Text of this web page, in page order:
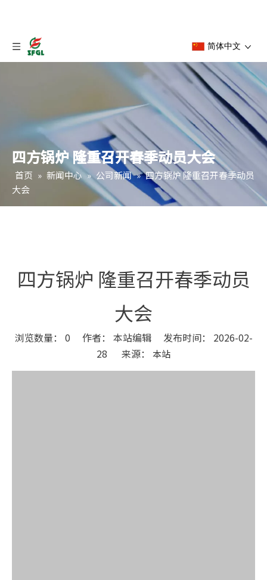
简体中文
四方锅炉 隆重召开春季动员大会
首页 » 新闻中心 » 公司新闻 » 四方锅炉 隆重召开春季动员
大会
四方锅炉 隆重召开春季动员
大会
浏览数量： 0 作者： 本站编辑 发布时间： 2026-02-
28 来源： 本站
["wechat","weibo","qzone","douban","email"]